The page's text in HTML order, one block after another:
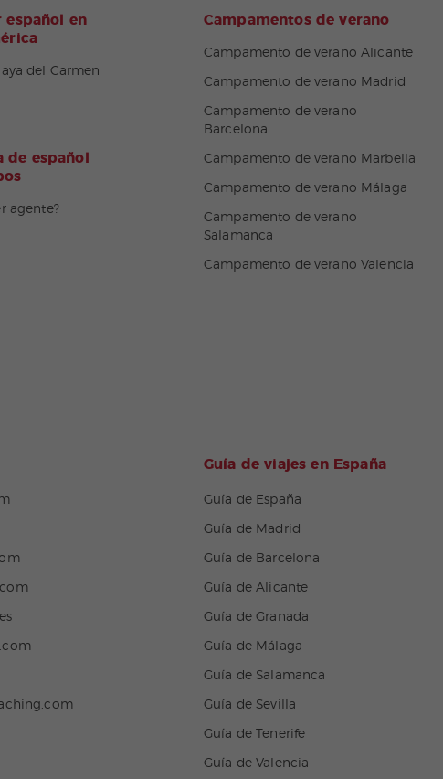
español en
del Carmen
de español
agente?
Campamentos de verano
Campamento de verano Alicante
Campamento de verano Madrid
Campamento de verano
Barcelona
Campamento de verano Marbella
Campamento de verano Málaga
Campamento de verano
Salamanca
Campamento de verano Valencia
Guía de viajes en España
Guía de España
Guía de Madrid
Guía de Barcelona
Guía de Alicante
Guía de Granada
Guía de Málaga
Guía de Salamanca
Guía de Sevilla
Guía de Tenerife
Guía de Valencia